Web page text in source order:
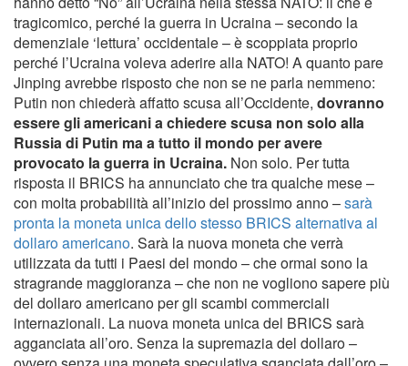
tragicomico, perché la guerra in Ucraina – secondo la
demenziale ‘lettura’ occidentale – è scoppiata proprio
perché l’Ucraina voleva aderire alla NATO! A quanto pare
Jinping avrebbe risposto che non se ne parla nemmeno:
Putin non chiederà affatto scusa all’Occidente, dovranno
essere gli americani a chiedere scusa non solo alla
Russia di Putin ma a tutto il mondo per avere
provocato la guerra in Ucraina. Non solo. Per tutta
risposta il BRICS ha annunciato che tra qualche mese –
con molta probabilità all’inizio del prossimo anno –sarà
pronta la moneta unica dello stesso BRICS alternativa al
dollaro americano. Sarà la nuova moneta che verrà
utilizzata da tutti i Paesi del mondo – che ormai sono la
stragrande maggioranza – che non ne vogliono sapere più
del dollaro americano per gli scambi commerciali
internazionali. La nuova moneta unica del BRICS sarà
agganciata all’oro. Senza la supremazia del dollaro –